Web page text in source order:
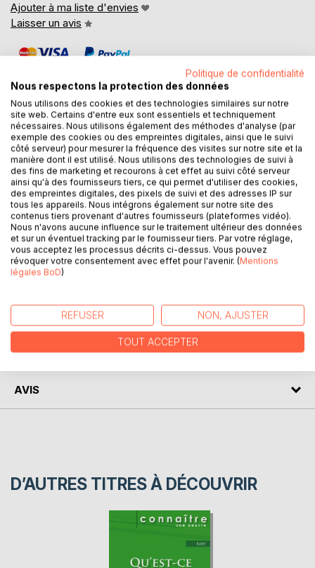
Ajouter à ma liste d'envies
Laisser un avis
DESCRIPTION
Venez découvrir la Critique de la raison pure d'Emmanuel
Kant grâce à une analyse philosophique de référence !
Écrite par un spécialiste universitaire, cette fiche de lecture
est recommandée par de nombreux enseignants. Cet
ouvrage contient la biographie du philosophe, le résumé
détaillé, le courant philosophique, le contexte de
publication de l'oeuvre et l'analyse complète. Retrouvez
tous nos titres sur : www.fichedelecture.fr.
AUTEUR(S)
CRITIQUES PRESSE
AVIS
D’AUTRES TITRES À DÉCOUVRIR
Politique de confidentialité
Nous respectons la protection des données
Nous utilisons des cookies et des technologies similaires sur notre
site web. Certains d'entre eux sont essentiels et techniquement
nécessaires. Nous utilisons également des méthodes d'analyse (par
exemple des cookies ou des empreintes digitales, ainsi que le suivi
côté serveur) pour mesurer la fréquence des visites sur notre site et la
manière dont il est utilisé. Nous utilisons des technologies de suivi à
des fins de marketing et recourons à cet effet au suivi côté serveur
ainsi qu'à des fournisseurs tiers, ce qui permet d'utiliser des cookies,
des empreintes digitales, des pixels de suivi et des adresses IP sur
tous les appareils. Nous intégrons également sur notre site des
contenus tiers provenant d'autres fournisseurs (plateformes vidéo).
Nous n'avons aucune influence sur le traitement ultérieur des données
et sur un éventuel tracking par le fournisseur tiers. Par votre réglage,
vous acceptez les processus décrits ci-dessus. Vous pouvez
révoquer votre consentement avec effet pour l'avenir. (Mentions
légales BoD)
REFUSER NON, AJUSTER
TOUT ACCEPTER